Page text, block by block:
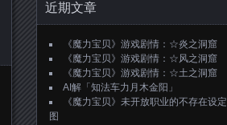
近期文章
《魔力宝贝》游戏剧情：☆炎之洞窟
《魔力宝贝》游戏剧情：☆风之洞窟
《魔力宝贝》游戏剧情：☆土之洞窟
AI解「知法车力月木金阳」
《魔力宝贝》未开放职业的不存在设定
图